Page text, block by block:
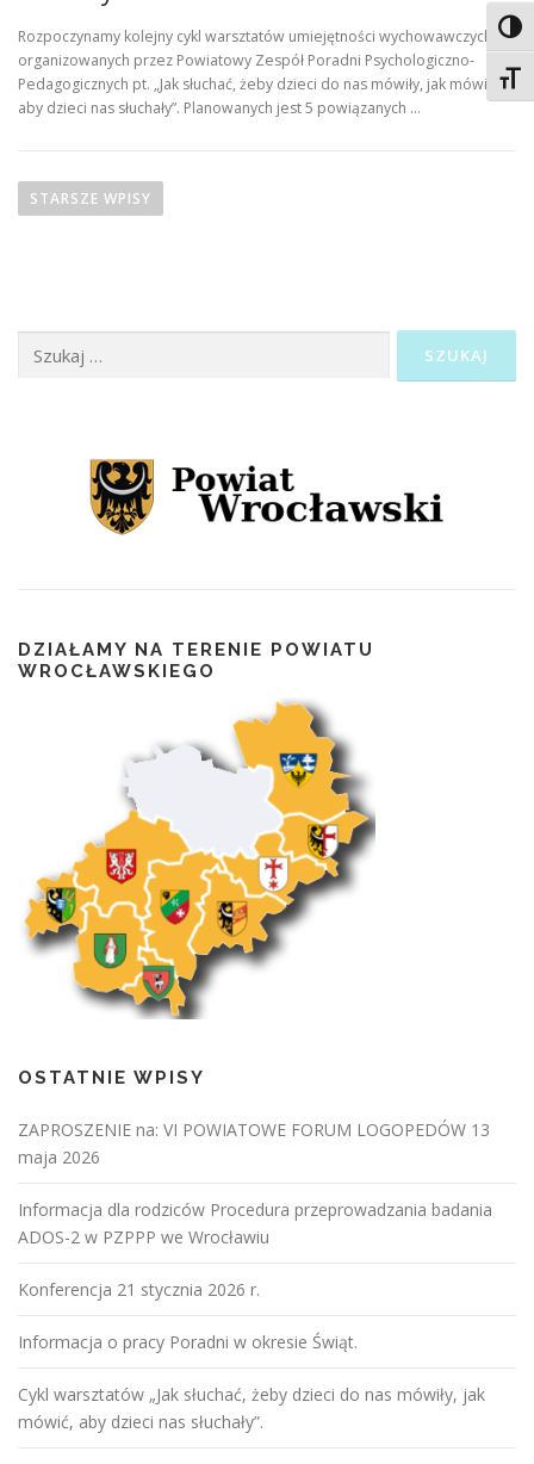
Rozpoczynamy kolejny cykl warsztatów umiejętności wychowawczych
organizowanych przez Powiatowy Zespół Poradni Psychologiczno-
Pedagogicznych pt. „Jak słuchać, żeby dzieci do nas mówiły, jak mówić,
aby dzieci nas słuchały”. Planowanych jest 5 powiązanych …
a
c
STARSZE WPISY
DZIAŁAMY NA TERENIE POWIATU
WROCŁAWSKIEGO
OSTATNIE WPISY
ZAPROSZENIE na: VI POWIATOWE FORUM LOGOPEDÓW 13
maja 2026
Informacja dla rodziców Procedura przeprowadzania badania
ADOS-2 w PZPPP we Wrocławiu
Konferencja 21 stycznia 2026 r.
Informacja o pracy Poradni w okresie Świąt.
Cykl warsztatów „Jak słuchać, żeby dzieci do nas mówiły, jak
mówić, aby dzieci nas słuchały”.